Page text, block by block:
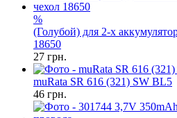
%
(Голубой) для 2-х
18650
27 грн.
muRata SR 616 (321) SW BL5
46 грн.